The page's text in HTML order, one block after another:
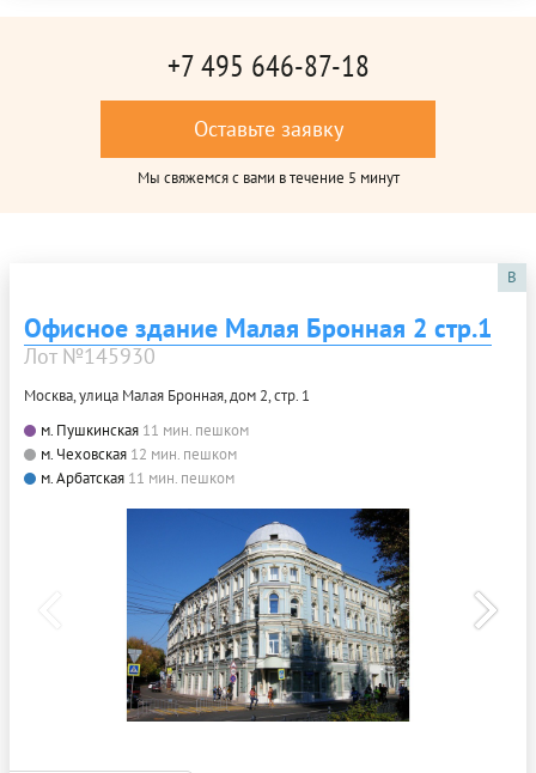
+7 495 646-87-18
Оставьте заявку
Мы свяжемся с вами в течение 5 минут
B
Офисное здание Малая Бронная 2 стр.1
Лот №145930
Москва, улица Малая Бронная, дом 2, стр. 1
м. Пушкинская 11 мин. пешком
м. Чеховская 12 мин. пешком
м. Арбатская 11 мин. пешком